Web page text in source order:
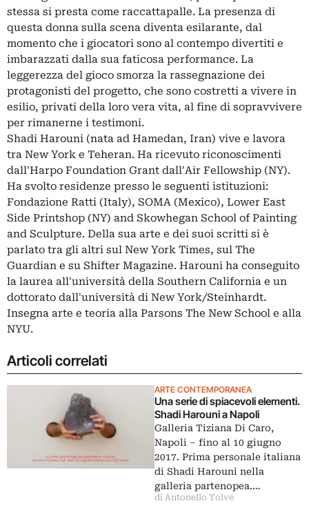
stessa si presta come raccattapalle. La presenza di
questa donna sulla scena diventa esilarante, dal
momento che i giocatori sono al contempo divertiti e
imbarazzati dalla sua faticosa performance. La
leggerezza del gioco smorza la rassegnazione dei
protagonisti del progetto, che sono costretti a vivere in
esilio, privati della loro vera vita, al fine di sopravvivere
per rimanerne i testimoni.
Shadi Harouni (nata ad Hamedan, Iran) vive e lavora
tra New York e Teheran. Ha ricevuto riconoscimenti
dall'Harpo Foundation Grant dall'Air Fellowship (NY).
Ha svolto residenze presso le seguenti istituzioni:
Fondazione Ratti (Italy), SOMA (Mexico), Lower East
Side Printshop (NY) and Skowhegan School of Painting
and Sculpture. Della sua arte e dei suoi scritti si è
parlato tra gli altri sul New York Times, sul The
Guardian e su Shifter Magazine. Harouni ha conseguito
la laurea all'università della Southern California e un
dottorato dall'università di New York/Steinhardt.
Insegna arte e teoria alla Parsons The New School e alla
NYU.
Articoli correlati
ARTE CONTEMPORANEA
Una serie di spiacevoli elementi.
Shadi Harouni a Napoli
Galleria Tiziana Di Caro,
Napoli – fino al 10 giugno
2017. Prima personale italiana
di Shadi Harouni nella
galleria partenopea.…
di Antonello Tolve